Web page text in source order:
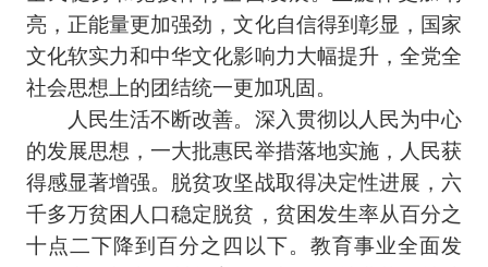
亮，正能量更加强劲，文化自信得到彰显，国家
文化软实力和中华文化影响力大幅提升，全党全
社会思想上的团结统一更加巩固。
人民生活不断改善。深入贯彻以人民为中心
的发展思想，一大批惠民举措落地实施，人民获
得感显著增强。脱贫攻坚战取得决定性进展，六
千多万贫困人口稳定脱贫，贫困发生率从百分之
十点二下降到百分之四以下。教育事业全面发